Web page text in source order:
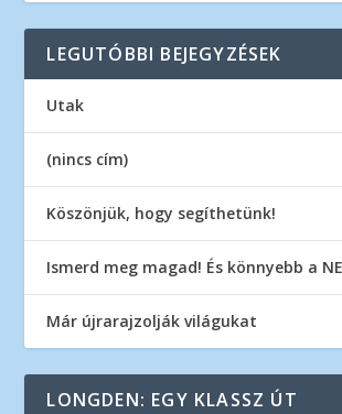
LEGUTÓBBI BEJEGYZÉSEK
Utak
(nincs cím)
Köszönjük, hogy segíthetünk!
Ismerd meg magad! És könnyebb a
Már újrarajzolják világukat
LONGDEN: EGY KLASSZ ÚT